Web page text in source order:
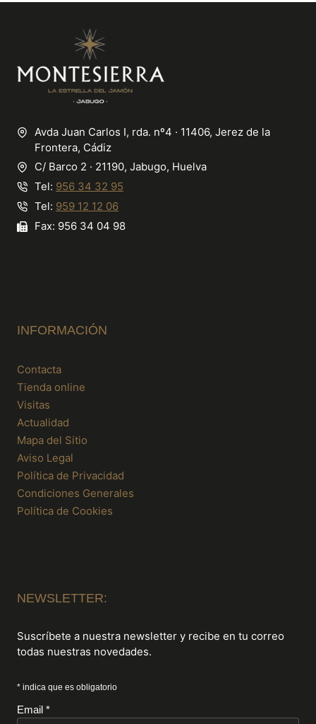
Avda Juan Carlos I, rda. nº4 · 11406, Jerez de la
Frontera, Cádiz
C/ Barco 2 · 21190, Jabugo, Huelva
Tel: 956 34 32 95
Tel: 959 12 12 06
Fax: 956 34 04 98
INFORMACIÓN
Contacta
Tienda online
Visitas
Actualidad
Mapa del Sitio
Aviso Legal
Política de Privacidad
Condiciones Generales
Política de Cookies
NEWSLETTER:
Suscríbete a nuestra newsletter y recibe en tu correo
todas nuestras novedades.
* indica que es obligatorio
Email *